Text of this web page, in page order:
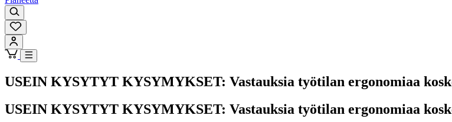
USEIN KYSYTYT KYSYMYKSET: Vastauksia työtilan ergonomiaa
USEIN KYSYTYT KYSYMYKSET: Vastauksia työtilan ergonomiaa